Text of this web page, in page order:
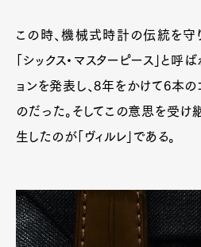
この時、機械式時計の伝統を守
「シックス・マスターピース」と
ョンを発表し、8年をかけて6本
のだった。そしてこの意思を受け
生したのが「ヴィルレ」である。